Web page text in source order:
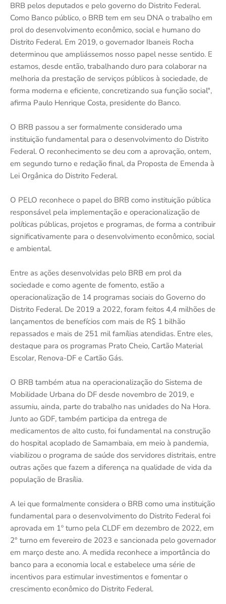
BRB pelos deputados e pelo governo do Distrito Federal.
Como Banco público, o BRB tem em seu DNA o trabalho em
prol do desenvolvimento econômico, social e humano do
Distrito Federal. Em 2019, o governador Ibaneis Rocha
determinou que ampliássemos nosso papel nesse sentido. E
estamos, desde então, trabalhando duro para colaborar na
melhoria da prestação de serviços públicos à sociedade, de
forma moderna e eficiente, concretizando sua função social",
afirma Paulo Henrique Costa, presidente do Banco.
O BRB passou a ser formalmente considerado uma
instituição fundamental para o desenvolvimento do Distrito
Federal. O reconhecimento se deu com a aprovação, ontem,
em segundo turno e redação final, da Proposta de Emenda à
Lei Orgânica do Distrito Federal.
O PELO reconhece o papel do BRB como instituição pública
responsável pela implementação e operacionalização de
políticas públicas, projetos e programas, de forma a contribuir
significativamente para o desenvolvimento econômico, social
e ambiental.
Entre as ações desenvolvidas pelo BRB em prol da
sociedade e como agente de fomento, estão a
operacionalização de 14 programas sociais do Governo do
Distrito Federal. De 2019 a 2022, foram feitos 4,4 milhões de
lançamentos de benefícios com mais de R$ 1 bilhão
repassados e mais de 251 mil famílias atendidas. Entre eles,
destaque para os programas Prato Cheio, Cartão Material
Escolar, Renova-DF e Cartão Gás.
O BRB também atua na operacionalização do Sistema de
Mobilidade Urbana do DF desde novembro de 2019, e
assumiu, ainda, parte do trabalho nas unidades do Na Hora.
Junto ao GDF, também participa da entrega de
medicamentos de alto custo, foi fundamental na construção
do hospital acoplado de Samambaia, em meio à pandemia,
viabilizou o programa de saúde dos servidores distritais, entre
outras ações que fazem a diferença na qualidade de vida da
população de Brasília.
A lei que formalmente considera o BRB como uma instituição
fundamental para o desenvolvimento do Distrito Federal foi
aprovada em 1º turno pela CLDF em dezembro de 2022, em
2° turno em fevereiro de 2023 e sancionada pelo governador
em março deste ano. A medida reconhece a importância do
banco para a economia local e estabelece uma série de
incentivos para estimular investimentos e fomentar o
crescimento econômico do Distrito Federal.